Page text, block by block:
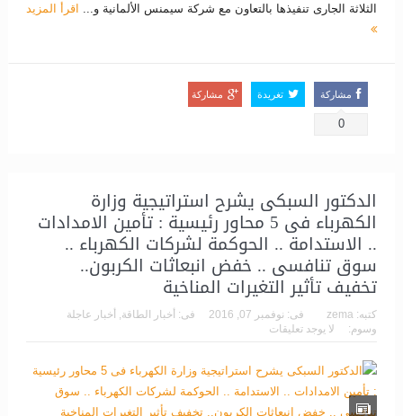
الثلاثة الجارى تنفيذها بالتعاون مع شركة سيمنس الألمانية و...
اقرأ المزيد
مشاركة
0
تغريدة مشاركة
الدكتور السبكى يشرح استراتيجية وزارة
الكهرباء فى 5 محاور رئيسية : تأمين الامدادات
.. الاستدامة .. الحوكمة لشركات الكهرباء ..
سوق تنافسى .. خفض انبعاثات الكربون..
تخفيف تأثير التغيرات المناخية
كتبه: zema فى: نوفمبر 07, 2016 فى: أخبار الطاقة, أخبار عاجلة
وسوم:
لا يوجد تعليقات